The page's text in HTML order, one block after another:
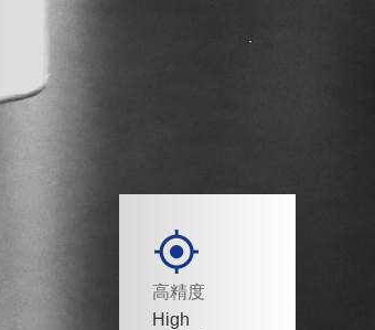
高精度
High